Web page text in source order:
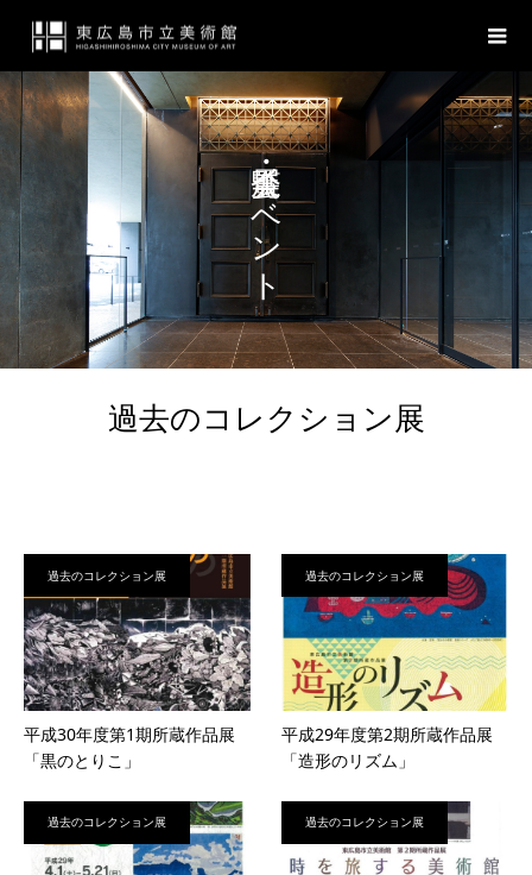
展覧会・イベント
過去のコレクション展
過去のコレクション展
平成30年度第1期所蔵作品展
「黒のとりこ」
過去のコレクション展
平成29年度第2期所蔵作品展
「造形のリズム」
過去のコレクション展 過去のコレクション展